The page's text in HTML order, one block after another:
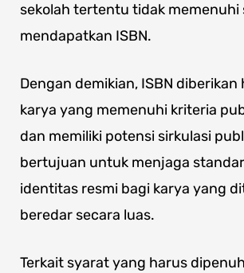
sekolah tertentu tidak
mendapatkan ISBN.
Dengan demikian, ISBN diberikan
karya yang memenuhi kriteria
dan memiliki potensi sirkulasi
bertujuan untuk menjaga
identitas resmi bagi karya yang
beredar secara luas.
Terkait syarat yang harus